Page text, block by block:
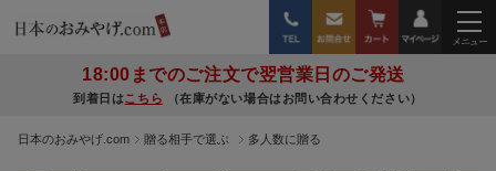
18:00までのご注文で翌営業日のご発送
到着日はこちら （在庫がない場合はお問い合わせください）
日本のおみやげ.com 贈る相手で選ぶ 多人数に贈る